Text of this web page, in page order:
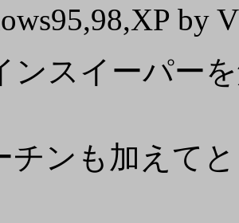
by
ンスイーパー
チンも加えて